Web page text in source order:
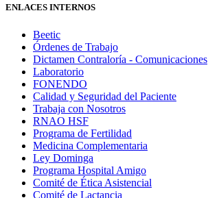
ENLACES INTERNOS
Beetic
Órdenes de Trabajo
Dictamen Contraloría - Comunicaciones
Laboratorio
FONENDO
Calidad y Seguridad del Paciente
Trabaja con Nosotros
RNAO HSF
Programa de Fertilidad
Medicina Complementaria
Ley Dominga
Programa Hospital Amigo
Comité de Ética Asistencial
Comité de Lactancia